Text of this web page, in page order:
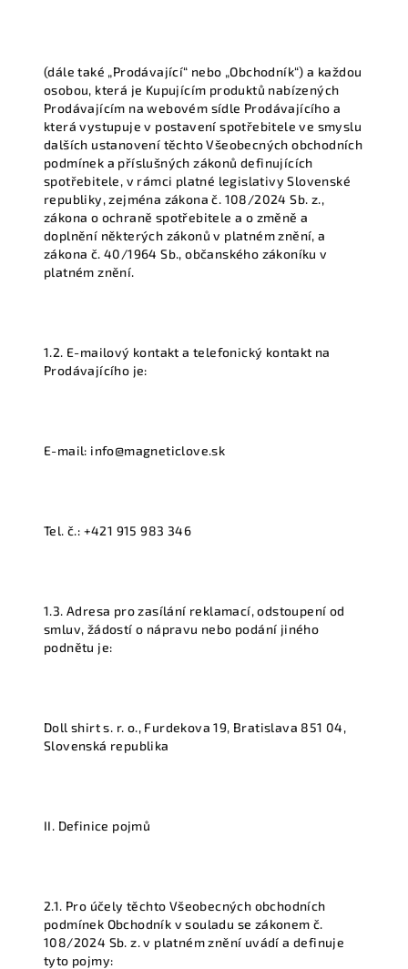
(dále také „Prodávající“ nebo „Obchodník“) a každou
osobou, která je Kupujícím produktů nabízených
Prodávajícím na webovém sídle Prodávajícího a
která vystupuje v postavení spotřebitele ve smyslu
dalších ustanovení těchto Všeobecných obchodních
podmínek a příslušných zákonů definujících
spotřebitele, v rámci platné legislativy Slovenské
republiky, zejména zákona č. 108/2024 Sb. z.,
zákona o ochraně spotřebitele a o změně a
doplnění některých zákonů v platném znění, a
zákona č. 40/1964 Sb., občanského zákoníku v
platném znění.
1.2. E-mailový kontakt a telefonický kontakt na
Prodávajícího je:
E-mail: info@magneticlove.sk
Tel. č.: +421 915 983 346
1.3. Adresa pro zasílání reklamací, odstoupení od
smluv, žádostí o nápravu nebo podání jiného
podnětu je:
Doll shirt s. r. o., Furdekova 19, Bratislava 851 04,
Slovenská republika
II. Definice pojmů
2.1. Pro účely těchto Všeobecných obchodních
podmínek Obchodník v souladu se zákonem č.
108/2024 Sb. z. v platném znění uvádí a definuje
tyto pojmy: